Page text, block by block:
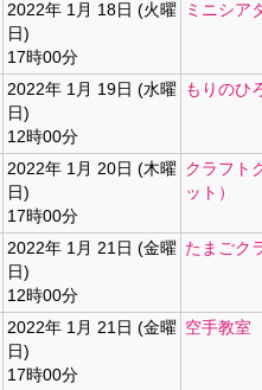
2022年 1月 18日 (火曜
日)
17時00分
ミニシア
2022年 1月 19日 (水曜
日)
12時00分
もりのひ
2022年 1月 20日 (木曜
日)
17時00分
クラフト
ット）
2022年 1月 21日 (金曜
日)
12時00分
たまごク
2022年 1月 21日 (金曜
日)
17時00分
空手教室